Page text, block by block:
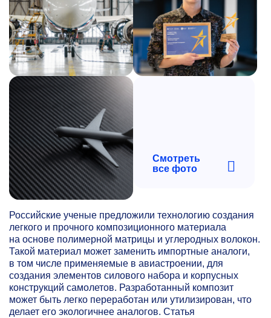
Смотреть
все фото
Российские ученые предложили технологию создания
легкого и прочного композиционного материала
на основе полимерной матрицы и углеродных волокон.
Такой материал может заменить импортные аналоги,
в том числе применяемые в авиастроении, для
создания элементов силового набора и корпусных
конструкций самолетов. Разработанный композит
может быть легко переработан или утилизирован, что
делает его экологичнее аналогов. Статья